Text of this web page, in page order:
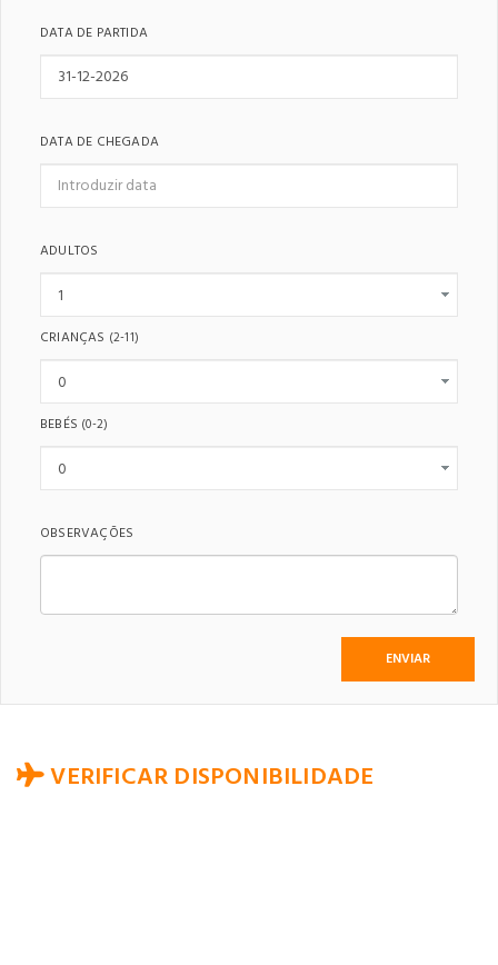
DATA DE PARTIDA
DATA DE CHEGADA
ADULTOS
CRIANÇAS (2-11)
BEBÉS (0-2)
OBSERVAÇÕES
VERIFICAR DISPONIBILIDADE